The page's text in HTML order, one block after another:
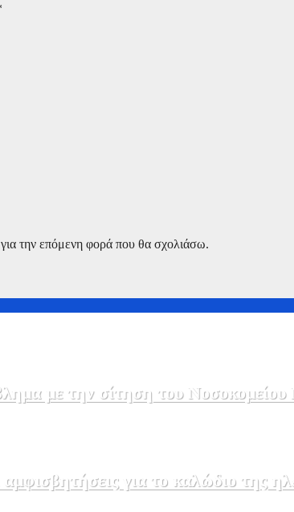
την επόμενη φορά που θα σχολιάσω.
με την σίτηση του Νοσοκομείου
για το καλώδιο της